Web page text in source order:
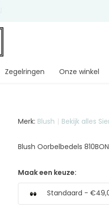
Zegelringen Onze winkel
Merk: Blush Bekijk alles
Blush Oorbelbedels
Maak een keuze:
Standaard -